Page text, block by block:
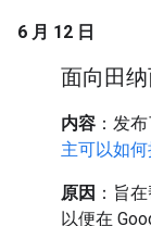
6 月 12 日
面向田
内容 ：发
主可以如
原因 ：旨
以便在